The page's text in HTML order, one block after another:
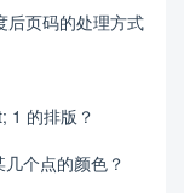
后页码的处理方式
1 的排版？
个点的颜色？